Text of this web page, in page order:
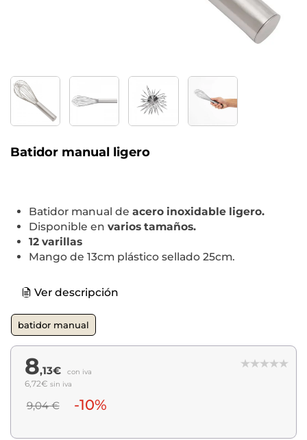
Batidor manual ligero
Batidor manual de acero inoxidable ligero.
Disponible en varios tamaños.
12 varillas
Mango de 13cm plástico sellado 25cm.
Ver descripción
batidor manual
8,13€ con iva
6,72€ sin iva
9,04 € -10%